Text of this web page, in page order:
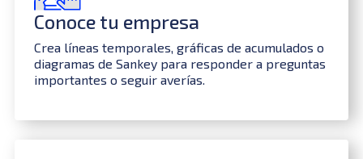
Conoce tu empresa
Crea líneas temporales, gráficas de acumulados o
diagramas de Sankey para responder a preguntas
importantes o seguir averías.